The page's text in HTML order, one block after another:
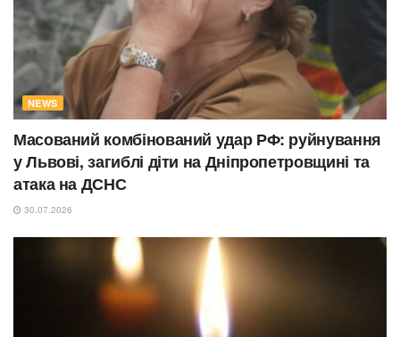
NEWS
Масований комбінований удар РФ: руйнування
у Львові, загиблі діти на Дніпропетровщині та
атака на ДСНС
30.07.2026